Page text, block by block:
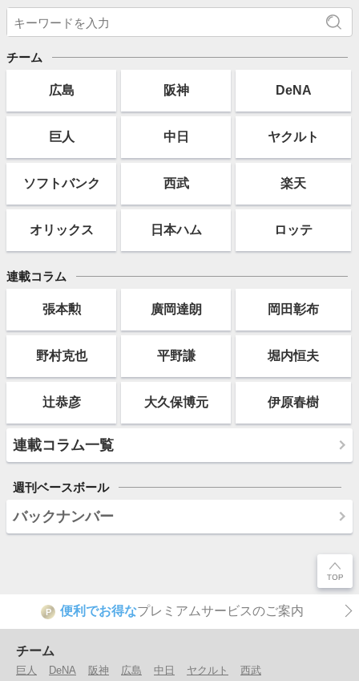
チーム
広島 阪神 DeNA
巨人 中日 ヤクルト
ソフトバンク 西武 楽天
オリックス 日本ハム ロッテ
連載コラム
張本勲 廣岡達朗 岡田彰布
野村克也 平野謙 堀内恒夫
辻恭彦 大久保博元 伊原春樹
連載コラム一覧
週刊ベースボール
バックナンバー
P 便利でお得なプレミアムサービスのご案内
チーム
巨人 DeNA 阪神 広島 中日 ヤクルト 西武